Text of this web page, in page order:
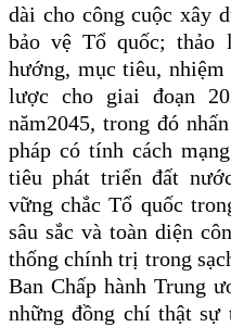
dài cho công cuộc xây
bảo vệ Tổ quốc; thảo
hướng, mục tiêu,
lược cho giai đoạn
năm2045, trong đó
pháp có tính cách
tiêu phát triển đất
vững chắc Tổ quốc
sâu sắc và toàn diện
thống chính trị trong
Ban Chấp hành Trung
những đồng chí thật sự